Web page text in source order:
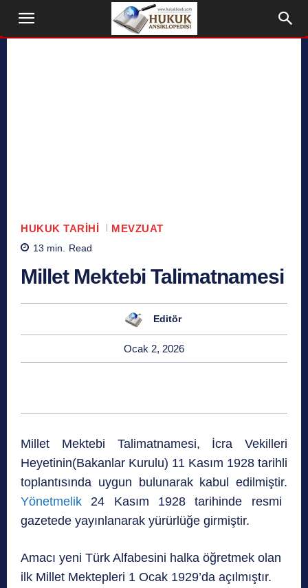
HUKUK TARIHI MEVZUAT
13 min. Read
Millet Mektebi Talimatnamesi
Editör
Ocak 2, 2026
Millet Mektebi Talimatnamesi, İcra Vekilleri
Heyetinin(Bakanlar Kurulu) 11 Kasım 1928 tarihli
toplantısında uygun bulunarak kabul edilmiştir.
Yönetmelik 24 Kasım 1928 tarihinde resmi
gazetede yayınlanarak yürürlüğe girmiştir.
Amacı yeni Türk Alfabesini halka öğretmek olan
ilk Millet Mektepleri 1 Ocak 1929’da açılmıştır.